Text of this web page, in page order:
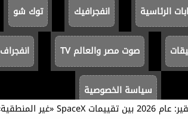
الرئاسية انفجرافيك توك شو
صوت مصر والعالم TV انفجراف
سياسة الخصوصية